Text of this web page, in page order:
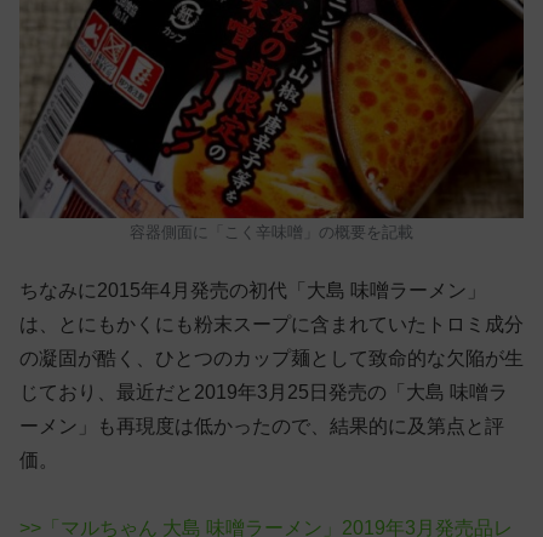
容器側面に「こく辛味噌」の概要を記載
ちなみに2015年4月発売の初代「大島 味噌ラーメン」
は、とにもかくにも粉末スープに含まれていたトロミ成分
の凝固が酷く、ひとつのカップ麺として致命的な欠陥が生
じており、最近だと2019年3月25日発売の「大島 味噌ラ
ーメン」も再現度は低かったので、結果的に及第点と評
価。
>>「マルちゃん 大島 味噌ラーメン」2019年3月発売品レ